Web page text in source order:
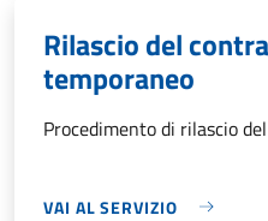
Rilascio del
temporaneo
Procedimento di rilascio
VAI AL SERVIZIO